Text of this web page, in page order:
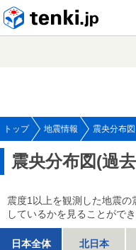
トップ 地震情報 震央分布図
震央分布図(過
震度1以上を観測した地震
しているかを見ることができ
日本全体 北日本